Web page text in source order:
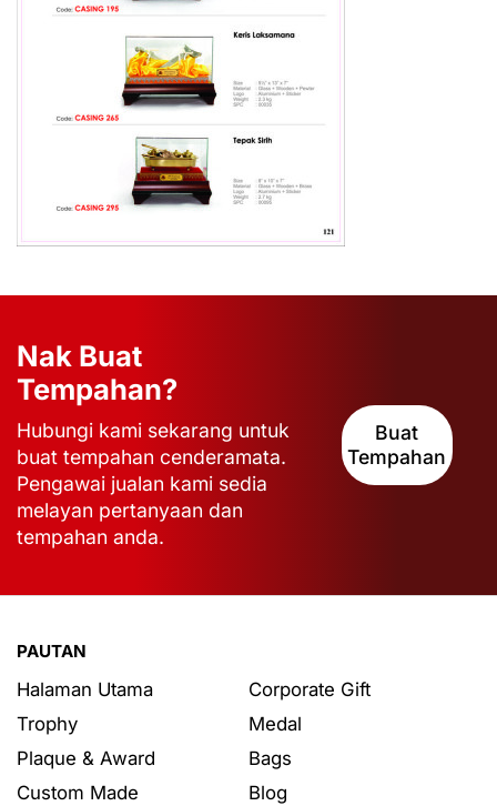
Nak Buat
Tempahan?
Hubungi kami sekarang untuk
buat tempahan cenderamata.
Pengawai jualan kami sedia
melayan pertanyaan dan
tempahan anda.
Buat
Tempahan
PAUTAN
Halaman Utama
Corporate Gift
Trophy
Medal
Plaque & Award
Bags
Custom Made
Blog